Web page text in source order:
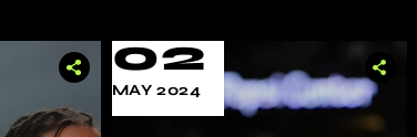
02
MAY 2024